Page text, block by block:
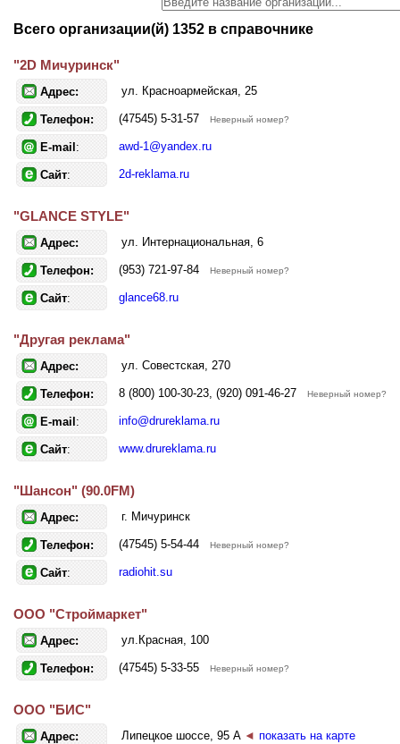
Всего организации(й) 1352 в справочнике
"2D Мичуринск"
Адрес: ул. Красноармейская, 25
Телефон: (47545) 5-31-57 Неверный номер?
E-mail : awd-1@yandex.ru
Сайт: 2d-reklama.ru
"GLANCE STYLE"
Адрес: ул. Интернациональная, 6
Телефон: (953) 721-97-84 Неверный номер?
Сайт: glance68.ru
"Другая реклама"
Адрес: ул. Совестская, 270
Телефон: 8 (800) 100-30-23, (920) 091-46-27 Неверный номер?
E-mail : info@drureklama.ru
Сайт: www.drureklama.ru
"Шансон" (90.0FM)
Адрес: г. Мичуринск
Телефон: (47545) 5-54-44 Неверный номер?
Сайт: radiohit.su
OOO "Строймаркет"
Адрес: ул.Красная, 100
Телефон: (47545) 5-33-55 Неверный номер?
ООО "БИС"
Адрес: Липецкое шоссе, 95 А ◄ показать на карте